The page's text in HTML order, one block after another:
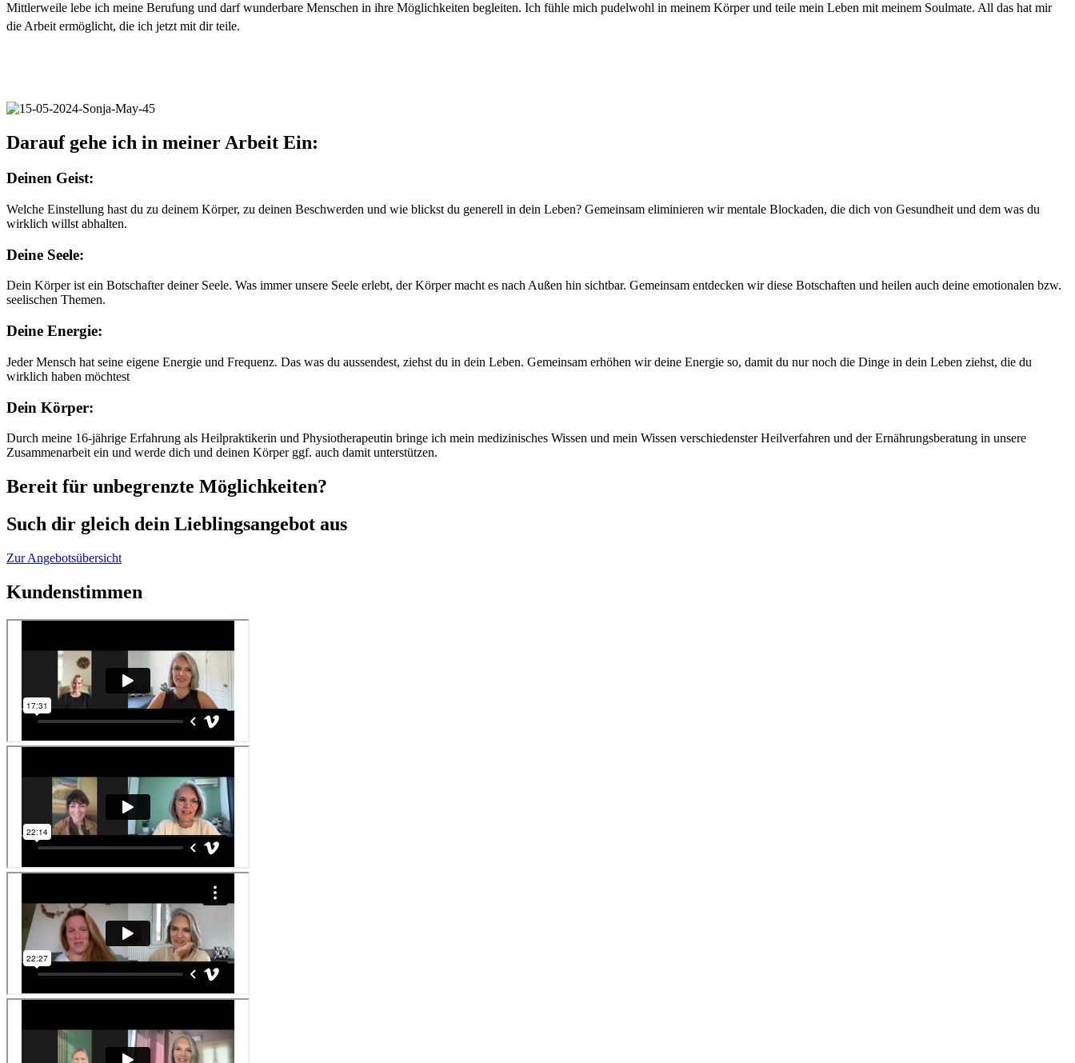
Mittlerweile lebe ich meine Berufung und darf wunderbare Menschen in ihre Möglichkeiten begleiten. Ich fühle mich pudelwohl in meinem Körper und teile mein Leben mit meinem Soulmate. All das hat mir
die Arbeit ermöglicht, die ich jetzt mit dir teile.
Darauf gehe ich in meiner Arbeit Ein:
Deinen Geist:
Welche Einstellung hast du zu deinem Körper, zu deinen Beschwerden und wie blickst du generell in dein Leben? Gemeinsam eliminieren wir mentale Blockaden, die dich von Gesundheit und dem was du
wirklich willst abhalten.
Deine Seele:
Dein Körper ist ein Botschafter deiner Seele. Was immer unsere Seele erlebt, der Körper macht es nach Außen hin sichtbar. Gemeinsam entdecken wir diese Botschaften und heilen auch deine emotionalen bzw.
seelischen Themen.
Deine Energie:
Jeder Mensch hat seine eigene Energie und Frequenz. Das was du aussendest, ziehst du in dein Leben. Gemeinsam erhöhen wir deine Energie so, damit du nur noch die Dinge in dein Leben ziehst, die du
wirklich haben möchtest
Dein Körper:
Durch meine 16-jährige Erfahrung als Heilpraktikerin und Physiotherapeutin bringe ich mein medizinisches Wissen und mein Wissen verschiedenster Heilverfahren und der Ernährungsberatung in unsere
Zusammenarbeit ein und werde dich und deinen Körper ggf. auch damit unterstützen.
Bereit für unbegrenzte Möglichkeiten?
Such dir gleich dein Lieblingsangebot aus
Zur Angebotsübersicht
Kundenstimmen